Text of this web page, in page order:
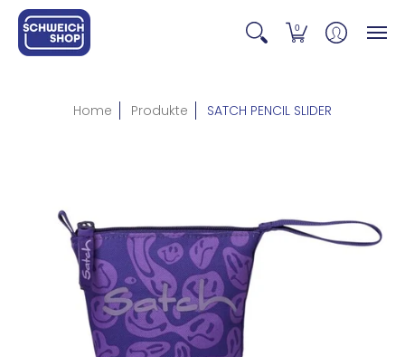
0
Home Produkte SATCH PENCIL SLIDER